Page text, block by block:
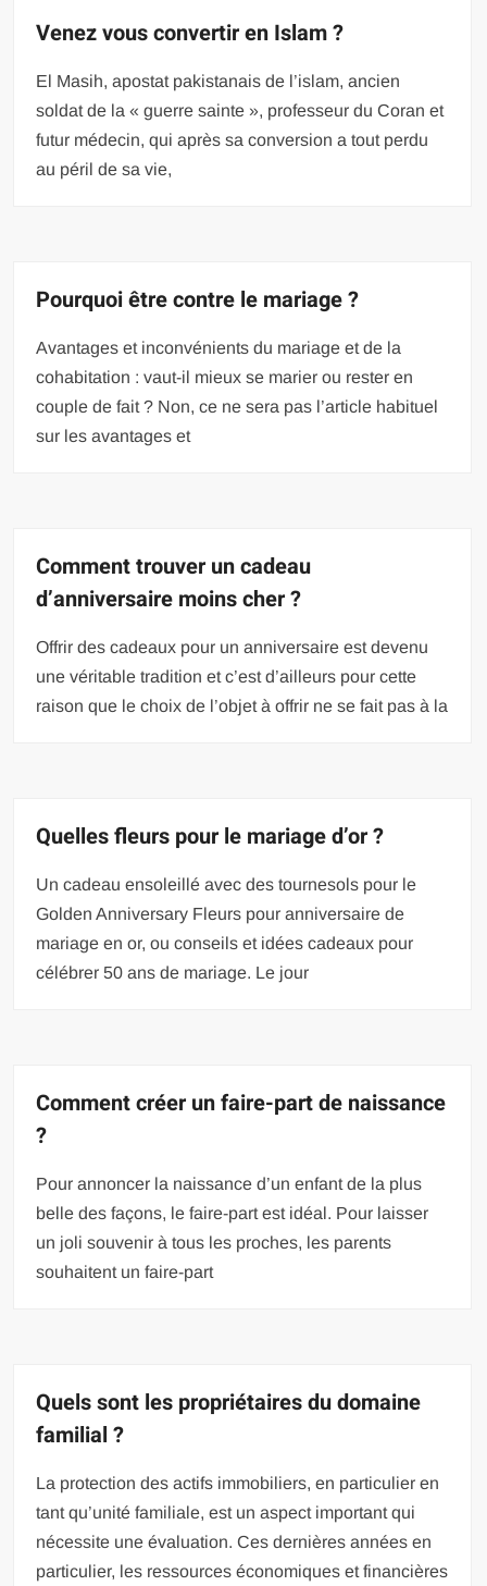
Venez vous convertir en Islam ?
El Masih, apostat pakistanais de l’islam, ancien
soldat de la « guerre sainte », professeur du Coran et
futur médecin, qui après sa conversion a tout perdu
au péril de sa vie,
Pourquoi être contre le mariage ?
Avantages et inconvénients du mariage et de la
cohabitation : vaut-il mieux se marier ou rester en
couple de fait ? Non, ce ne sera pas l’article habituel
sur les avantages et
Comment trouver un cadeau
d’anniversaire moins cher ?
Offrir des cadeaux pour un anniversaire est devenu
une véritable tradition et c’est d’ailleurs pour cette
raison que le choix de l’objet à offrir ne se fait pas à la
Quelles fleurs pour le mariage d’or ?
Un cadeau ensoleillé avec des tournesols pour le
Golden Anniversary Fleurs pour anniversaire de
mariage en or, ou conseils et idées cadeaux pour
célébrer 50 ans de mariage. Le jour
Comment créer un faire-part de naissance
?
Pour annoncer la naissance d’un enfant de la plus
belle des façons, le faire-part est idéal. Pour laisser
un joli souvenir à tous les proches, les parents
souhaitent un faire-part
Quels sont les propriétaires du domaine
familial ?
La protection des actifs immobiliers, en particulier en
tant qu’unité familiale, est un aspect important qui
nécessite une évaluation. Ces dernières années en
particulier, les ressources économiques et financières